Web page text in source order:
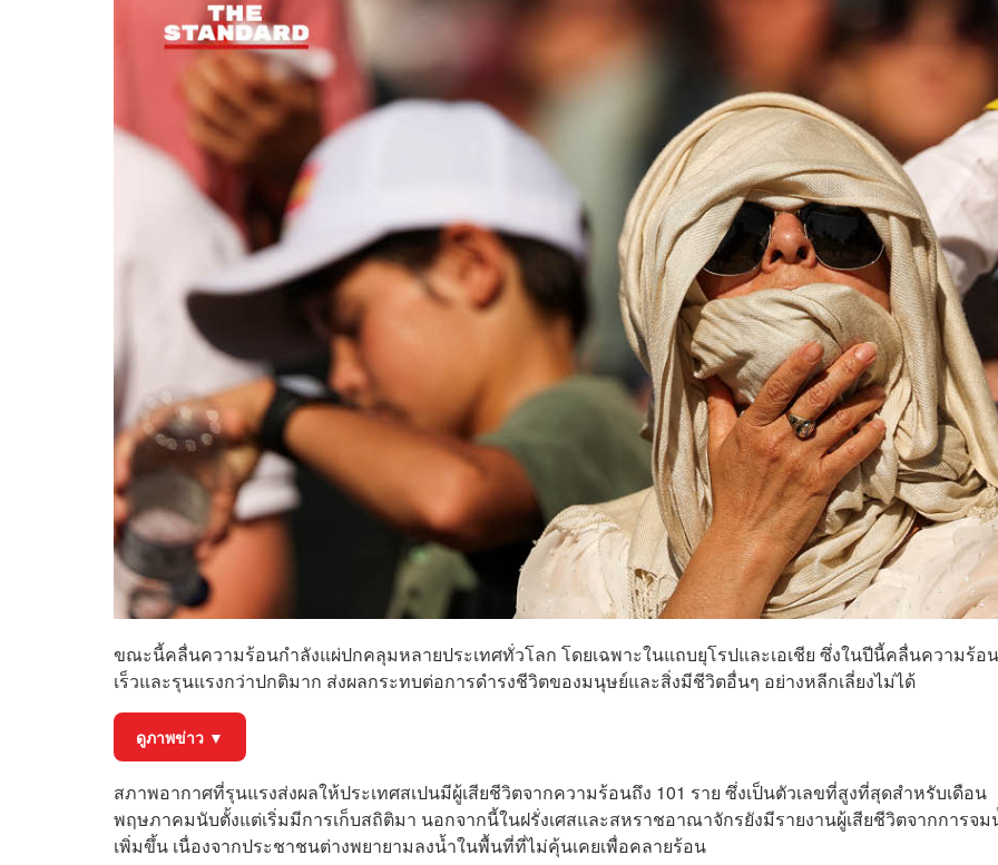
ขณะนี้คลื่นความร้อนกำลังแผ่ปกคลุมหลายประเทศทั่วโลก โดยเฉพาะในแถบยุโรปและเอเชีย ซึ่งในปีนี้คลื่นความร้อ
เร็วและรุนแรงกว่าปกติมาก ส่งผลกระทบต่อการดำรงชีวิตของมนุษย์และสิ่งมีชีวิตอื่นๆ อย่างหลีกเลี่ยงไม่ได้
ดูภาพข่าว ▼
สภาพอากาศที่รุนแรงส่งผลให้ประเทศสเปนมีผู้เสียชีวิตจากความร้อนถึง 101 ราย ซึ่งเป็นตัวเลขที่สูงที่สุดสำหรับเดือน
พฤษภาคมนับตั้งแต่เริ่มมีการเก็บสถิติมา นอกจากนี้ในฝรั่งเศสและสหราชอาณาจักรยังมีรายงานผู้เสียชีวิตจากการจม
เพิ่มขึ้น เนื่องจากประชาชนต่างพยายามลงน้ำในพื้นที่ที่ไม่คุ้นเคยเพื่อคลายร้อน